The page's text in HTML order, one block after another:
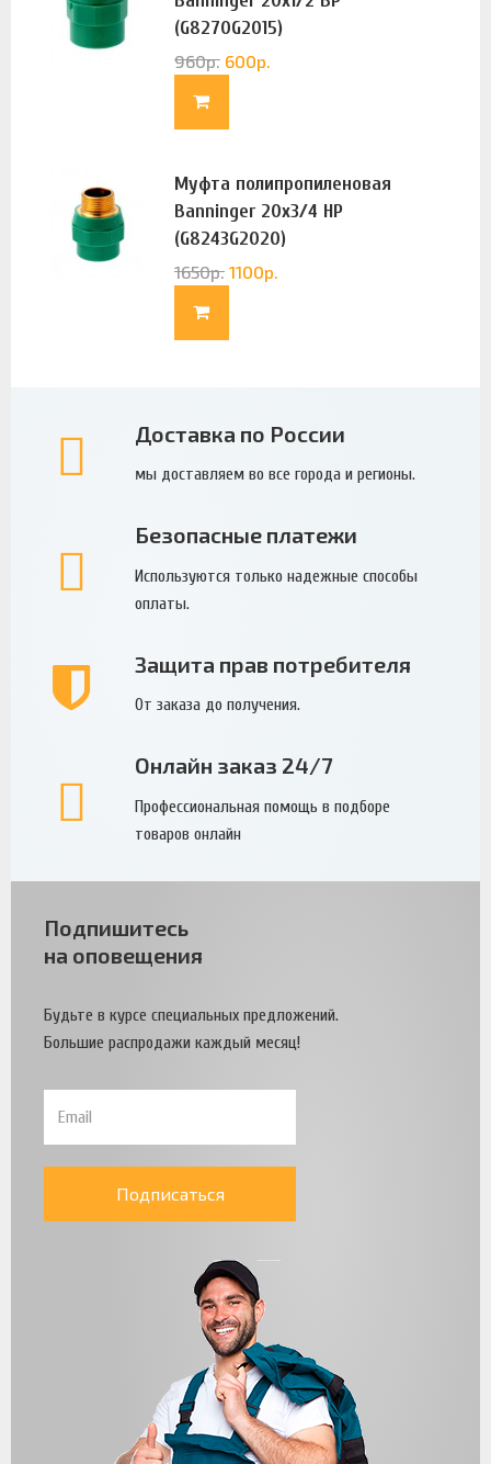
(G8270G2015)
960р. 600р.
Муфта полипропиленовая
Banninger 20х3/4 НР
(G8243G2020)
1650р. 1100р.
Доставка по России
мы доставляем во все города и регионы.
Безопасные платежи
Используются только надежные способы
оплаты.
Защита прав потребителя
От заказа до получения.
Онлайн заказ 24/7
Профессиональная помощь в подборе
товаров онлайн
Подпишитесь
на оповещения
Будьте в курсе специальных предложений.
Большие распродажи каждый месяц!
Подписаться